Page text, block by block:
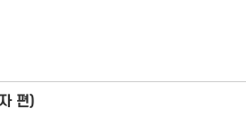
편)